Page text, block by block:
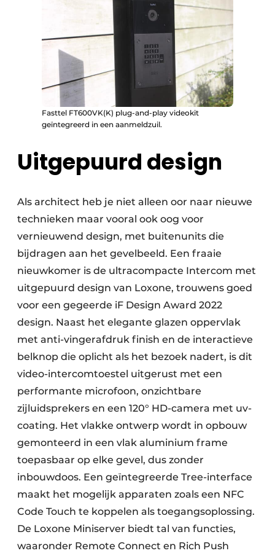
Fasttel FT600VK(K) plug-and-play videokit
geïntegreerd in een aanmeldzuil.
Uitgepuurd design
Als architect heb je niet alleen oor naar nieuwe
technieken maar vooral ook oog voor
vernieuwend design, met buitenunits die
bijdragen aan het gevelbeeld. Een fraaie
nieuwkomer is de ultracompacte Intercom met
uitgepuurd design van Loxone, trouwens goed
voor een gegeerde iF Design Award 2022
design. Naast het elegante glazen oppervlak
met anti-vingerafdruk finish en de interactieve
belknop die oplicht als het bezoek nadert, is dit
video-intercomtoestel uitgerust met een
performante microfoon, onzichtbare
zijluidsprekers en een 120° HD-camera met uv-
coating. Het vlakke ontwerp wordt in opbouw
gemonteerd in een vlak aluminium frame
toepasbaar op elke gevel, dus zonder
inbouwdoos. Een geïntegreerde Tree-interface
maakt het mogelijk apparaten zoals een NFC
Code Touch te koppelen als toegangsoplossing.
De Loxone Miniserver biedt tal van functies,
waaronder Remote Connect en Rich Push